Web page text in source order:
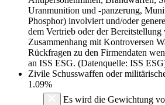
Uranmunition und -panzerung,
Phosphor) involviert und/oder
dem Vertrieb oder der
Zusammenhang mit Kontroversen
Rückfragen zu den Firmendaten
an ISS ESG. (Datenquelle: ISS
Zivile Schusswaffen oder
1.09%
Es wird die Gewichtung